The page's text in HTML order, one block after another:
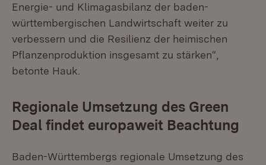
Energie- und Klimagasbilanz der baden-
württembergischen Landwirtschaft weiter zu
verbessern und die Resilienz der heimischen
Pflanzenproduktion insgesamt zu stärken“,
betonte Hauk.
Regionale Umsetzung des Green
Deal findet europaweit Beachtung
Baden-Württembergs regionale Umsetzung des